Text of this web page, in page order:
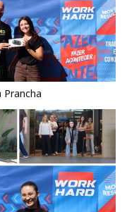
Prancha